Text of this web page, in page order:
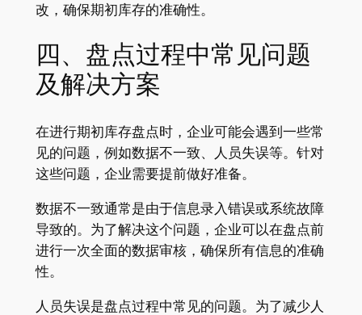
改，确保期初库存的准确性。
四、盘点过程中常见问题
及解决方案
在进行期初库存盘点时，企业可能会遇到一些常
见的问题，例如数据不一致、人员失误等。针对
这些问题，企业需要提前做好准备。
数据不一致通常是由于信息录入错误或系统故障
导致的。为了解决这个问题，企业可以在盘点前
进行一次全面的数据审核，确保所有信息的准确
性。
人员失误是盘点过程中常见的问题。为了减少人